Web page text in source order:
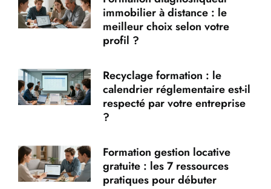
immobilier à distance : le
meilleur choix selon votre
profil ?
Recyclage formation : le
calendrier réglementaire est-il
respecté par votre entreprise
?
Formation gestion locative
gratuite : les 7 ressources
pratiques pour débuter